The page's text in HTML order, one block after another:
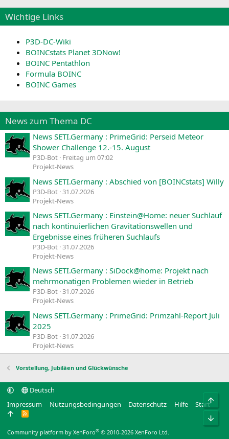
Wichtige Links
P3D-DC-Wiki
BOINCstats Planet 3DNow!
BOINC Pentathlon
Formula BOINC
BOINC Games
News zum Thema DC
News SETI.Germany : PrimeGrid: Perseid Meteor
Shower Challenge 12.-15. August
P3D-Bot Freitag um 07:02
Projekt-News
News SETI.Germany : Abschied von [BOINCstats] Willy
P3D-Bot 31.07.2026
Projekt-News
News SETI.Germany : Einstein@Home: neuer Suchlauf
nach kontinuierlichen Gravitationswellen und
Ergebnisse eines früheren Suchlaufs
P3D-Bot 31.07.2026
Projekt-News
News SETI.Germany : SiDock@home: Projekt nach
mehrmonatigen Problemen wieder in Betrieb
P3D-Bot 31.07.2026
Projekt-News
News SETI.Germany : PrimeGrid: Primzahl-Report Juli
2025
P3D-Bot 31.07.2026
Projekt-News
Vorstellung, Jubiläen und Glückwünsche
Deutsch
Impressum
Nutzungsbedingungen Datenschutz Hilfe Start
R
Community platform by XenForo® © 2010-2026 XenForo Ltd.